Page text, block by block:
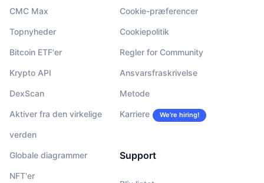
CMC Max
Topnyheder
Bitcoin ETF'er
Krypto API
DexScan
Aktiver fra den virkelige
verden
Globale diagrammer
NFT'er
Cookie-præferencer
Cookiepolitik
Regler for Community
Ansvarsfraskrivelse
Metode
Karriere We’re hiring!
Support